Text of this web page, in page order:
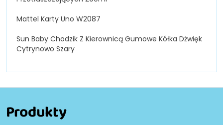
Mattel Karty Uno W2087
Sun Baby Chodzik Z Kierownicą Gumowe Kółka Dżwięk
Cytrynowo Szary
Produkty